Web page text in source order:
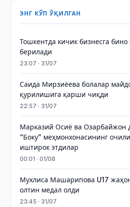
ЭНГ КЎП ЎҚИЛГАН
Тошкентда кичик бизнесга бино
берилади
23:07 · 31/07
Саида Мирзиёева болалар
қурилишига қарши чиқди
22:57 · 31/07
Марказий Осиё ва Озарбайжон
“Боку” меҳмонхонасининг
иштирок этдилар
00:01 · 01/08
Мухлиса Машарипова U17
олтин медал олди
23:45 · 31/07